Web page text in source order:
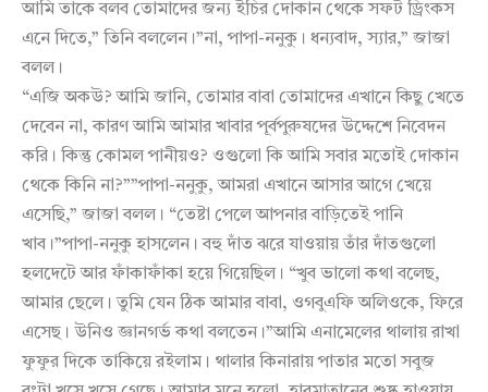
আমি তাকে বলব তোমাদের জন্য ইচির দোকান থেকে সফট ড্রিংকস
এনে দিতে,” তিনি বললেন।”না, পাপা-ননুকু। ধন্যবাদ, স্যার,” জাজা
বলল।
“এজি অকউ? আমি জানি, তোমার বাবা তোমাদের এখানে কিছু খেতে
দেবেন না, কারণ আমি আমার খাবার পূর্বপুরুষদের উদ্দেশে নিবেদন
করি। কিন্তু কোমল পানীয়ও? ওগুলো কি আমি সবার মতোই দোকান
থেকে কিনি না?””পাপা-ননুকু, আমরা এখানে আসার আগে খেয়ে
এসেছি,” জাজা বলল। “তেষ্টা পেলে আপনার বাড়িতেই পানি
খাব।”পাপা-ননুকু হাসলেন। বহু দাঁত ঝরে যাওয়ায় তাঁর দাঁতগুলো
হলদেটে আর ফাঁকাফাঁকা হয়ে গিয়েছিল। “খুব ভালো কথা বলেছ,
আমার ছেলে। তুমি যেন ঠিক আমার বাবা, ওগবুএফি অলিওকে, ফিরে
এসেছ। উনিও জ্ঞানগর্ভ কথা বলতেন।”আমি এনামেলের থালায় রাখা
ফুফুর দিকে তাকিয়ে রইলাম। থালার কিনারায় পাতার মতো সবুজ